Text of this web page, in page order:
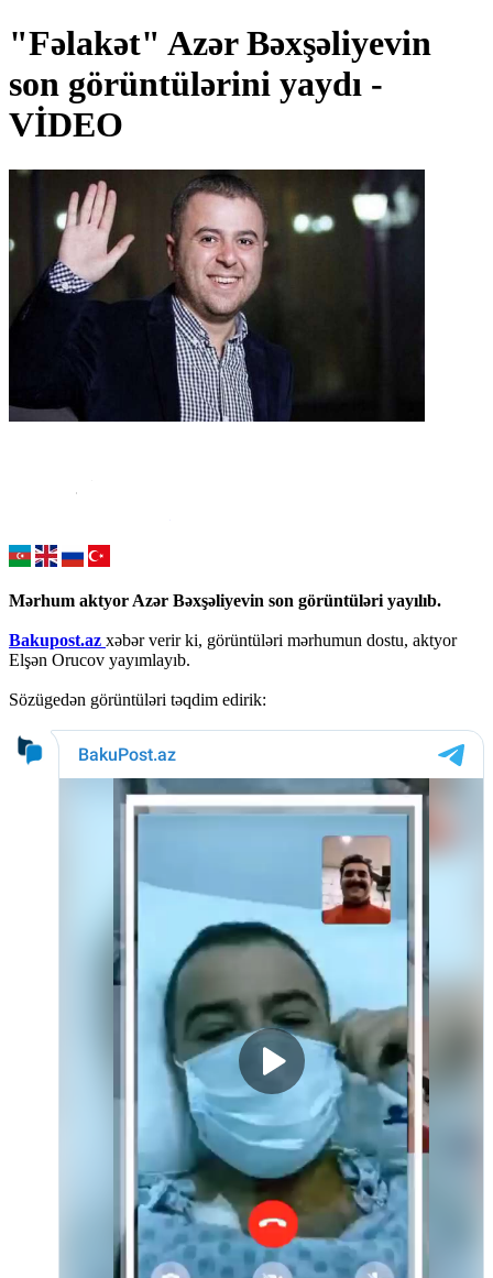
"Fəlakət" Azər Bəxşəliyevin
son görüntülərini yaydı -
VİDEO
Mərhum aktyor Azər Bəxşəliyevin son görüntüləri yayılıb.
Bakupost.az xəbər verir ki, görüntüləri mərhumun dostu, aktyor
Elşən Orucov yayımlayıb.
Sözügedən görüntüləri təqdim edirik: